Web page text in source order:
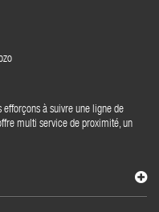
efforçons à suivre une ligne de
multi service de proximité, un